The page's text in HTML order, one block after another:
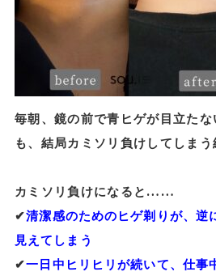
毎朝、鏡の前で青ヒゲが目立た
も、結局カミソリ負けしてしま
カミソリ負けになると……
✔︎清潔感のためのヒゲ剃りが、逆
見えてしまう
✔︎一日中ヒリヒリが続いて、仕事